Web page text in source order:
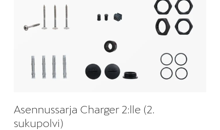
Asennussarja Charger 2:lle (2.
sukupolvi)